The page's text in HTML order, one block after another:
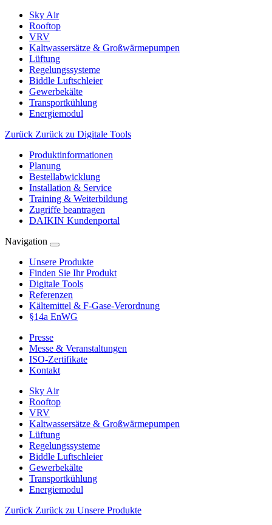
Sky Air
Rooftop
VRV
Kaltwassersätze & Großwärmepumpen
Lüftung
Regelungssysteme
Biddle Luftschleier
Gewerbekälte
Transportkühlung
Energiemodul
Zurück Zurück zu Digitale Tools
Produktinformationen
Planung
Bestellabwicklung
Installation & Service
Training & Weiterbildung
Zugriffe beantragen
DAIKIN Kundenportal
Navigation
Unsere Produkte
Finden Sie Ihr Produkt
Digitale Tools
Referenzen
Kältemittel & F-Gase-Verordnung
§14a EnWG
Presse
Messe & Veranstaltungen
ISO-Zertifikate
Kontakt
Sky Air
Rooftop
VRV
Kaltwassersätze & Großwärmepumpen
Lüftung
Regelungssysteme
Biddle Luftschleier
Gewerbekälte
Transportkühlung
Energiemodul
Zurück Zurück zu Unsere Produkte